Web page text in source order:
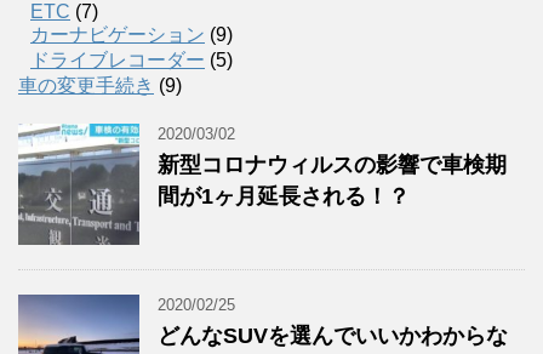
ETC (7)
カーナビゲーション (9)
ドライブレコーダー (5)
車の変更手続き (9)
2020/03/02
新型コロナウィルスの影響で車検期
間が1ヶ月延長される！？
2020/02/25
どんなSUVを選んでいいかわからな